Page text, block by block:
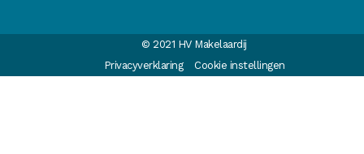
© 2021 HV Makelaardij
Privacyverklaring
Cookie instellingen